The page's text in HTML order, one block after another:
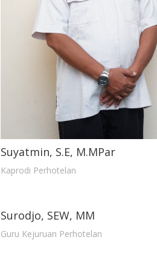
Suyatmin, S.E, M.MPar
Kaprodi Perhotelan
Surodjo, SEW, MM
Guru Kejuruan Perhotelan